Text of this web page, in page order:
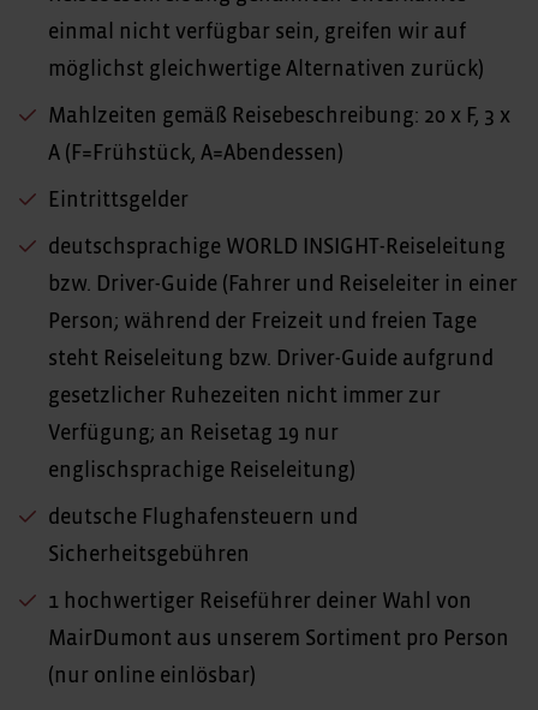
einmal nicht verfügbar sein, greifen wir auf
möglichst gleichwertige Alternativen zurück)
Mahlzeiten gemäß Reisebeschreibung: 20 x F, 3 x
A (F=Frühstück, A=Abendessen)
Eintrittsgelder
deutschsprachige WORLD INSIGHT-Reiseleitung
bzw. Driver-Guide (Fahrer und Reiseleiter in einer
Person; während der Freizeit und freien Tage
steht Reiseleitung bzw. Driver-Guide aufgrund
gesetzlicher Ruhezeiten nicht immer zur
Verfügung; an Reisetag 19 nur
englischsprachige Reiseleitung)
deutsche Flughafensteuern und
Sicherheitsgebühren
1 hochwertiger Reiseführer deiner Wahl von
MairDumont aus unserem Sortiment pro Person
(nur online einlösbar)